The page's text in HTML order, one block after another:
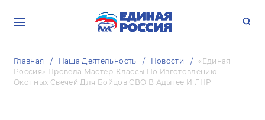
Главная Наша Деятельность Новости
«Единая
Россия» Провела Мастер-Классы По Изготовлению
Окопных Свечей Для Бойцов СВО В Адыгее И ЛНР